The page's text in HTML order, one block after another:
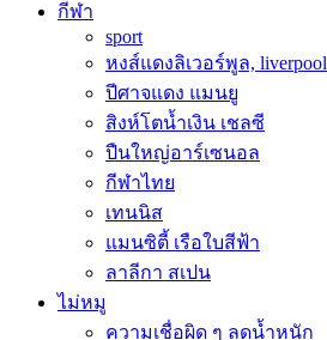
กีฬา
sport
หงส์แดงลิเวอร์พูล, liverpool
ปีศาจแดง แมนยู
สิงห์โตน้ำเงิน เชลซี
ปืนใหญ่อาร์เซนอล
กีฬาไทย
เทนนิส
แมนซิตี้ เรือใบสีฟ้า
ลาลีกา สเปน
ไม่หมู
ความเชื่อผิด ๆ ลดน้ำหนัก